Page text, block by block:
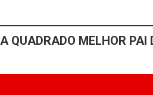
QUADRADO MELHOR PAI